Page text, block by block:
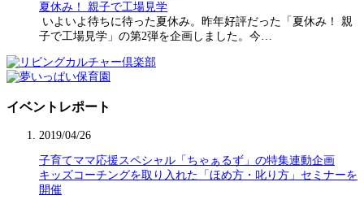
夏休み！ 親子で工場見学
いよいよ待ちに待った夏休み。昨年好評だった「夏休み！ 親
子で工場見学」の第2弾を企画しました。今…
イベントレポート
2019/04/26
子育てママ応援スペシャル「ちゃぁるず」の特集連動企画
キッズコーチングを取り入れた「ほめ方・叱り方」セミナーを
開催